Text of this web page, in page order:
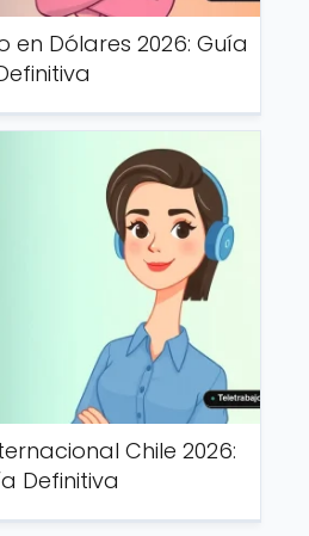
en Dólares 2026: Guía
Chile 2026:
Definitiva